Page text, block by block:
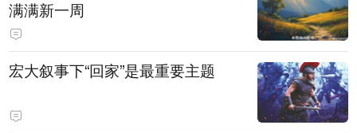
满满新一周
宏大叙事下“回家”是最重要主题